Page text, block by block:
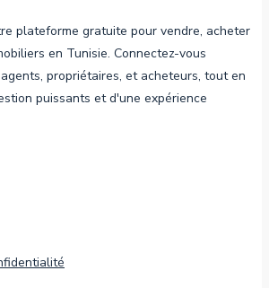
plateforme gratuite pour vendre, acheter
en Tunisie. Connectez-vous
propriétaires, et acheteurs, tout en
puissants et d'une expérience